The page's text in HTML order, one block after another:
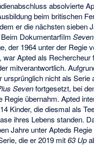
absolvierte
beim britischen
er die nächsten sieben
Dokumentarfilm
der 1964 unter der Regie
war Apted als Rechercheur
mitverantwortlich.
ursprünglich nicht als Serie
Sevenfortgesetzt, bei
Regie übernahm. Apted
Kinder, die diesmal als
ihres Lebens standen.
Jahre unter Apteds
die er 2019 mit63 Up